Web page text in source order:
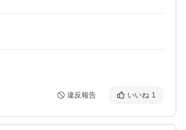
違反報告 いいね 1